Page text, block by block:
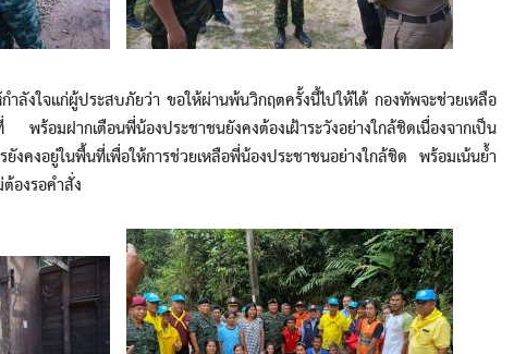
แก่ผู้ประสบภัยว่า ขอให้ผ่านพ้นวิกฤตครั้งนี้ไปให้ได้ กองทัพจะช่วยเหลือ
พร้อมฝากเตือนพี่น้องประชาชนยังคงต้องเฝ้าระวังอย่างใกล้ชิดเนื่องจากเป็น
คงอยู่ในพื้นที่เพื่อให้การช่วยเหลือพี่น้องประชาชนอย่างใกล้ชิด พร้อมเน้นย้ำ
องรอคำสั่ง